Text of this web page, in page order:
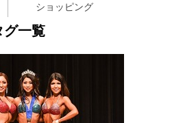
ショッピング
グ一覧